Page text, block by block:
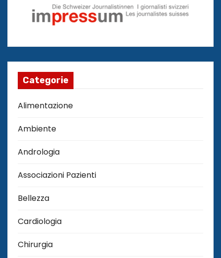
Categorie
Alimentazione
Ambiente
Andrologia
Associazioni Pazienti
Bellezza
Cardiologia
Chirurgia